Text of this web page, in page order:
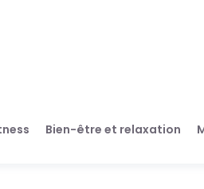
Bien-être et relaxation